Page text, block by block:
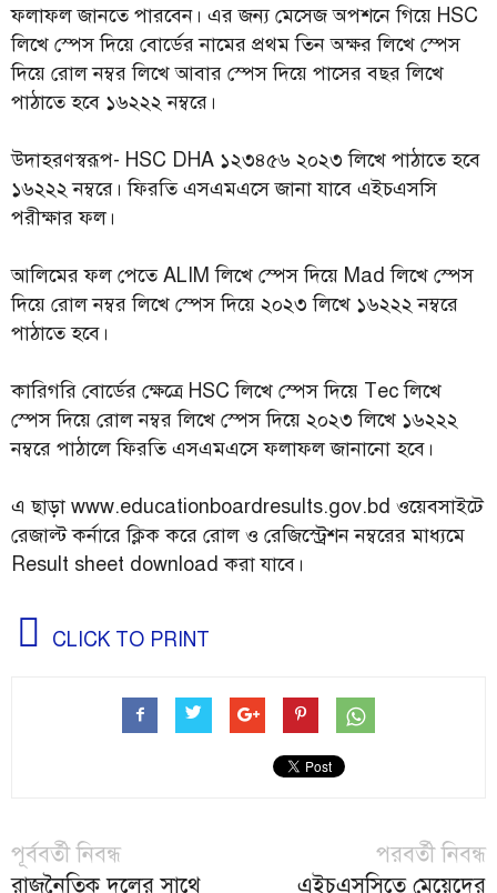
ফলাফল জানতে পারবেন। এর জন্য মেসেজ অপশনে গিয়ে HSC
লিখে স্পেস দিয়ে বোর্ডের নামের প্রথম তিন অক্ষর লিখে স্পেস
দিয়ে রোল নম্বর লিখে আবার স্পেস দিয়ে পাসের বছর লিখে
পাঠাতে হবে ১৬২২২ নম্বরে।
উদাহরণস্বরূপ- HSC DHA ১২৩৪৫৬ ২০২৩ লিখে পাঠাতে হবে
১৬২২২ নম্বরে। ফিরতি এসএমএসে জানা যাবে এইচএসসি
পরীক্ষার ফল।
আলিমের ফল পেতে ALIM লিখে স্পেস দিয়ে Mad লিখে স্পেস
দিয়ে রোল নম্বর লিখে স্পেস দিয়ে ২০২৩ লিখে ১৬২২২ নম্বরে
পাঠাতে হবে।
কারিগরি বোর্ডের ক্ষেত্রে HSC লিখে স্পেস দিয়ে Tec লিখে
স্পেস দিয়ে রোল নম্বর লিখে স্পেস দিয়ে ২০২৩ লিখে ১৬২২২
নম্বরে পাঠালে ফিরতি এসএমএসে ফলাফল জানানো হবে।
এ ছাড়া www.educationboardresults.gov.bd ওয়েবসাইটে
রেজাল্ট কর্নারে ক্লিক করে রোল ও রেজিস্ট্রেশন নম্বরের মাধ্যমে
Result sheet download করা যাবে।
CLICK TO PRINT
পূর্ববর্তী নিবন্ধ
রাজনৈতিক দলের সাথে
পরবর্তী নিবন্ধ
এইচএসসিতে মেয়েদের